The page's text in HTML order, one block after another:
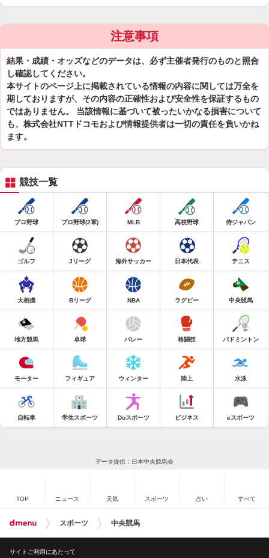
注意事項
結果・成績・オッズなどのデータは、必ず主催者発行のものと照合
し確認してください。
本サイトのページ上に掲載されている情報の内容に関しては万全を
期しておりますが、その内容の正確性および安全性を保証するもの
ではありません。 当該情報に基づいて被ったいかなる損害について
も、株式会社NTTドコモおよび情報提供者は一切の責任を負いかね
ます。
競技一覧
プロ野球 プロ野球(2軍) MLB 高校野球 侍ジャパン
ゴルフ Jリーグ 海外サッカー 日本代表 テニス
大相撲 Bリーグ NBA ラグビー 中央競馬
地方競馬 卓球 バレー 格闘技 バドミントン
モーター フィギュア ウィンター 陸上 水泳
自転車 学生スポーツ Doスポーツ ビジネス eスポーツ
データ提供：日本中央競馬会
TOP ニュース 天気 スポーツ 占い すべて
スポーツ 中央競馬
サイトご利用にあたって